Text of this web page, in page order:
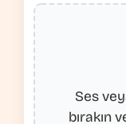
Ses
bırakın